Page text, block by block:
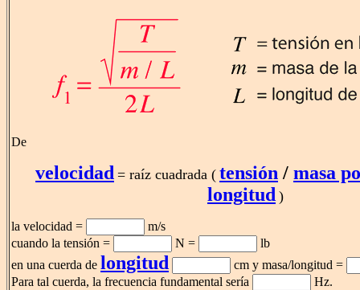
De
velocidad = raíz cuadrada ( tensión / masa
longitud )
la velocidad =
m/s
cuando la tensión =
N =
lb
en una cuerda de longitud
cm y masa/longitud =
Para tal cuerda, la frecuencia fundamental sería
Hz.